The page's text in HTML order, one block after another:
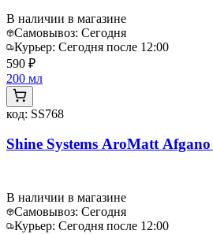
В наличии в магазине
Самовывоз: Сегодня
Курьер: Сегодня после 12:00
590 ₽
200 мл
код: SS768
Shine Systems AroMatt
В наличии в магазине
Самовывоз: Сегодня
Курьер: Сегодня после 12:00